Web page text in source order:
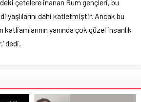
çetelere inanan Rum gençleri, bu
yaşlılarını dahi katletmiştir. Ancak bu
yanında çok güzel insanlık
dedi.